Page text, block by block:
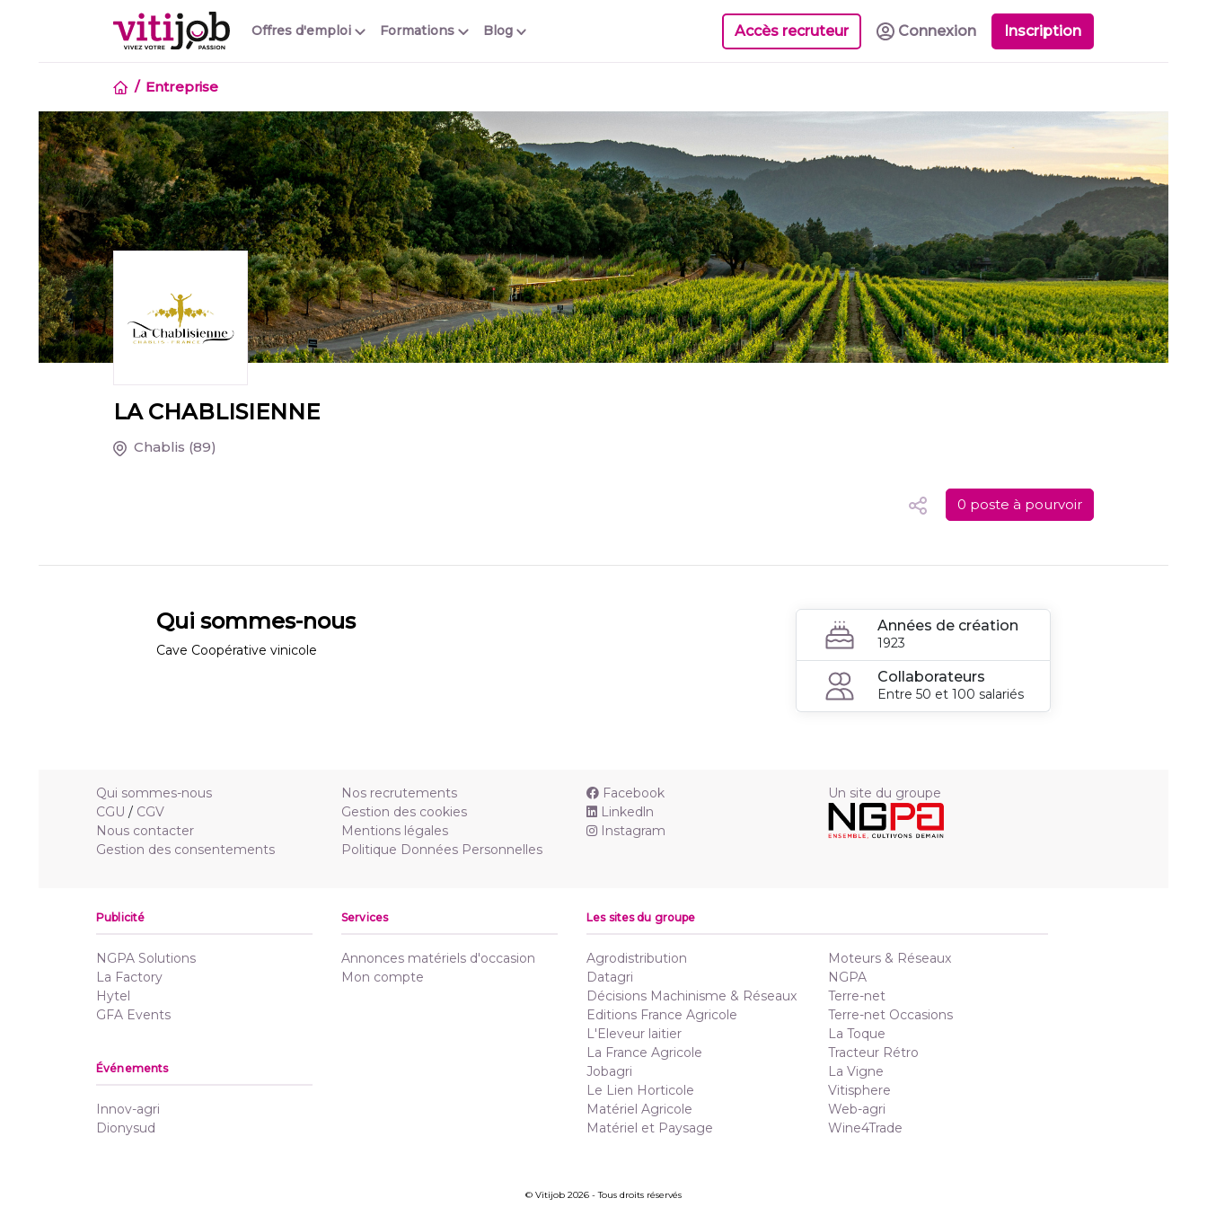
Offres d'emploi Blog
Formations Accès recruteur Connexion Inscription
Entreprise
LA CHABLISIENNE
Chablis (89)
0 poste à pourvoir
Qui sommes-nous
Cave Coopérative vinicole
Années de création
1923
Collaborateurs
Entre 50 et 100 salariés
Qui sommes-nous
CGU / CGV
Nous contacter
Gestion des consentements
Nos recrutements
Gestion des cookies
Mentions légales
Politique Données Personnelles
Facebook
Linkedln
Instagram
Un site du groupe
Publicité
NGPA Solutions
La Factory
Hytel
GFA Events
Services
Annonces matériels d'occasion
Mon compte
Événements
Innov-agri
Dionysud
Les sites du groupe
Agrodistribution
Datagri
Décisions Machinisme & Réseaux
Editions France Agricole
L'Eleveur laitier
La France Agricole
Jobagri
Le Lien Horticole
Matériel Agricole
Matériel et Paysage
Moteurs & Réseaux
NGPA
Terre-net
Terre-net Occasions
La Toque
Tracteur Rétro
La Vigne
Vitisphere
Web-agri
Wine4Trade
© Vitijob 2026 - Tous droits réservés